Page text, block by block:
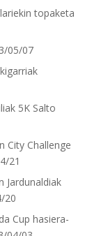
topaketa
05/07
5K Salto
City Challenge
21
Jardunaldiak
20
Cup hasiera-